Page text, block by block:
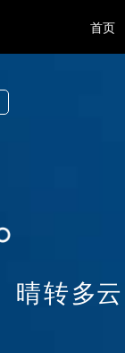
首页
晴转多云